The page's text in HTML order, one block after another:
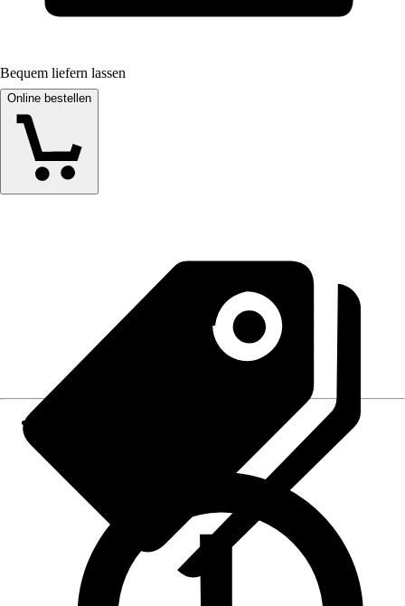
Bequem liefern lassen
Online bestellen